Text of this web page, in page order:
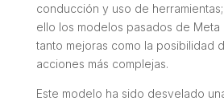
conducción y uso de
ello los modelos pasados de
tanto mejoras como la posibilidad
acciones más complejas.
Este modelo ha sido desvelado